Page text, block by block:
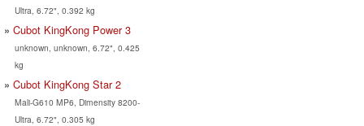
Ultra, 6.72", 0.392 kg
Cubot KingKong Power 3
unknown, unknown, 6.72", 0.425
kg
Cubot KingKong Star 2
Mali-G610 MP6, Dimensity 8200-
Ultra, 6.72", 0.305 kg